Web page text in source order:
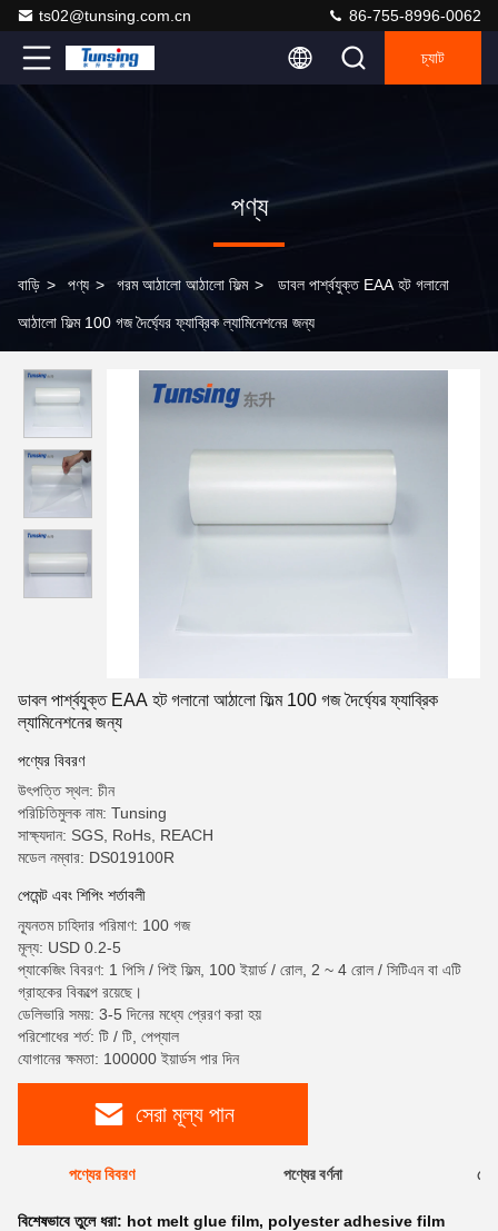
ts02@tunsing.com.cn 86-755-8996-0062
চ্যাট
পণ্য
বাড়ি > পণ্য > গরম আঠালো আঠালো ফিল্ম > ডাবল পার্শ্বযুক্ত EAA হট গলানো
আঠালো ফিল্ম 100 গজ দৈর্ঘ্যের ফ্যাব্রিক ল্যামিনেশনের জন্য
ডাবল পার্শ্বযুক্ত EAA হট গলানো আঠালো ফিল্ম 100 গজ দৈর্ঘ্যের ফ্যাব্রিক
ল্যামিনেশনের জন্য
পণ্যের বিবরণ
উৎপত্তি স্থল: চীন
পরিচিতিমুলক নাম: Tunsing
সাক্ষ্যদান: SGS, RoHs, REACH
মডেল নম্বার: DS019100R
পেমেন্ট এবং শিপিং শর্তাবলী
ন্যূনতম চাহিদার পরিমাণ: 100 গজ
মূল্য: USD 0.2-5
প্যাকেজিং বিবরণ: 1 পিসি / পিই ফিল্ম, 100 ইয়ার্ড / রোল, 2 ~ 4 রোল / সিটিএন বা এটি
গ্রাহকের বিকল্পে রয়েছে।
ডেলিভারি সময়: 3-5 দিনের মধ্যে প্রেরণ করা হয়
পরিশোধের শর্ত: টি / টি, পেপ্যাল
যোগানের ক্ষমতা: 100000 ইয়ার্ডস পার দিন
সেরা মূল্য পান
পণ্যের বিবরণ পণ্যের বর্ণনা
বিশেষভাবে তুলে ধরা: hot melt glue film, polyester adhesive film